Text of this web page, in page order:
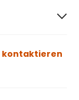
kontaktieren